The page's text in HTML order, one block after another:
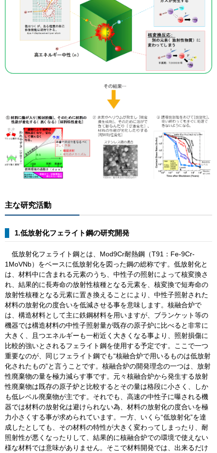
主な研究活動
1.低放射化フェライト鋼の研究開発
低放射化フェライト鋼とは、Mod9Cr耐熱鋼（T91：Fe-9Cr-
1MoVNb）をベースに低放射化を図った鋼の総称です。低放射化と
は、材料中に含まれる元素のうち、中性子の照射によって核変換さ
れ、結果的に長寿命の放射性核種となる元素を、核変換で短寿命の
放射性核種となる元素に置き換えることにより、中性子照射された
材料の放射化の度合いを低減させる事を意味します。核融合炉で
は、構造材料として主に鉄鋼材料を用いますが、ブランケット等の
機器では構造材料の中性子照射量が既存の原子炉に比べると非常に
大きく、且つエネルギーも一桁近く大きくなる事より、照射損傷に
比較的強いとされるフェライト鋼を使用する予定です。ここで一つ
重要なのが、同じフェライト鋼でも“核融合炉で用いるものは低放射
化されたもの”と言うことです。核融合炉の開発理念の一つは、放射
性廃棄物の量を極力減らす事です。元々核融合炉から発生する放射
性廃棄物は既存の原子炉と比較するとその量は格段に小さく、しか
も低レベル廃棄物が主です。それでも、高速の中性子に曝される機
器では材料の放射化は避けられない為、材料の放射化の度合いを極
力小さくする事が求められています。一方、いくら“低放射化”を達
成したとしても、その材料の特性が大きく変わってしまったり、耐
照射性が悪くなったりして、結果的に核融合炉での環境で使えない
様な材料では意味がありません。そこで材料開発では、出来るだけ